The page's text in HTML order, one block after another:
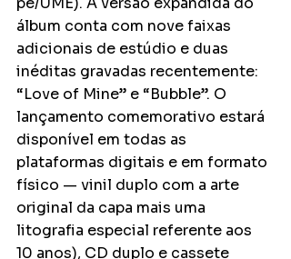
álbum conta com nove faixas
adicionais de estúdio e duas
inéditas gravadas recentemente:
“Love of Mine” e “Bubble”. O
lançamento comemorativo estará
disponível em todas as
plataformas digitais e em formato
físico — vinil duplo com a arte
original da capa mais uma
litografia especial referente aos
10 anos), CD duplo e cassete